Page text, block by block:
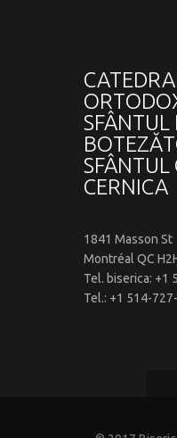
SFÂNTUL
SFÂNTUL
CERNICA
1841 Masson St
Montréal QC
Tel. biserica: +1
Tel.: +1 514-